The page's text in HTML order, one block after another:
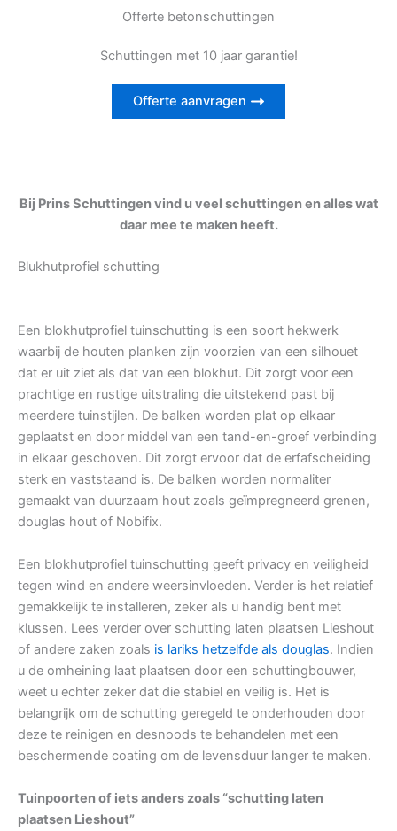
Offerte betonschuttingen
Schuttingen met 10 jaar garantie!
Offerte aanvragen
Bij Prins Schuttingen vind u veel schuttingen en alles wat
daar mee te maken heeft.
Blukhutprofiel schutting
Een blokhutprofiel tuinschutting is een soort hekwerk
waarbij de houten planken zijn voorzien van een silhouet
dat er uit ziet als dat van een blokhut. Dit zorgt voor een
prachtige en rustige uitstraling die uitstekend past bij
meerdere tuinstijlen. De balken worden plat op elkaar
geplaatst en door middel van een tand-en-groef verbinding
in elkaar geschoven. Dit zorgt ervoor dat de erfafscheiding
sterk en vaststaand is. De balken worden normaliter
gemaakt van duurzaam hout zoals geïmpregneerd grenen,
douglas hout of Nobifix.
Een blokhutprofiel tuinschutting geeft privacy en veiligheid
tegen wind en andere weersinvloeden. Verder is het relatief
gemakkelijk te installeren, zeker als u handig bent met
klussen. Lees verder over schutting laten plaatsen Lieshout
of andere zaken zoals is lariks hetzelfde als douglas. Indien
u de omheining laat plaatsen door een schuttingbouwer,
weet u echter zeker dat die stabiel en veilig is. Het is
belangrijk om de schutting geregeld te onderhouden door
deze te reinigen en desnoods te behandelen met een
beschermende coating om de levensduur langer te maken.
Tuinpoorten of iets anders zoals “schutting laten
plaatsen Lieshout”